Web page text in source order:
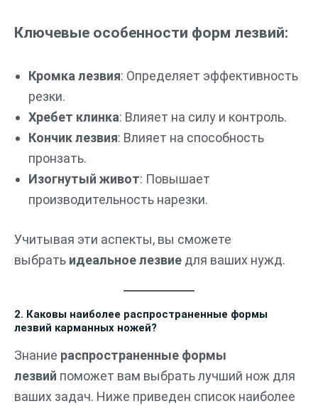
Ключевые особенности форм лезвий:
Кромка лезвия: Определяет эффективность
резки.
Хребет клинка: Влияет на силу и контроль.
Кончик лезвия: Влияет на способность
пронзать.
Изогнутый живот: Повышает
производительность нарезки.
Учитывая эти аспекты, вы сможете
выбрать идеальное лезвие для ваших нужд.
2. Каковы наиболее распространенные формы
лезвий карманных ножей?
Знание распространенные формы
лезвий поможет вам выбрать лучший нож для
ваших задач. Ниже приведен список наиболее